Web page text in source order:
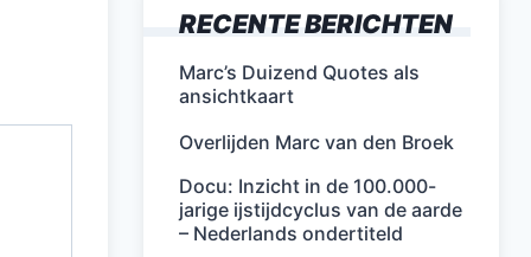
RECENTE BERICHTEN
Marc’s Duizend Quotes als
ansichtkaart
Overlijden Marc van den Broek
Docu: Inzicht in de 100.000-
jarige ijstijdcyclus van de aarde
– Nederlands ondertiteld